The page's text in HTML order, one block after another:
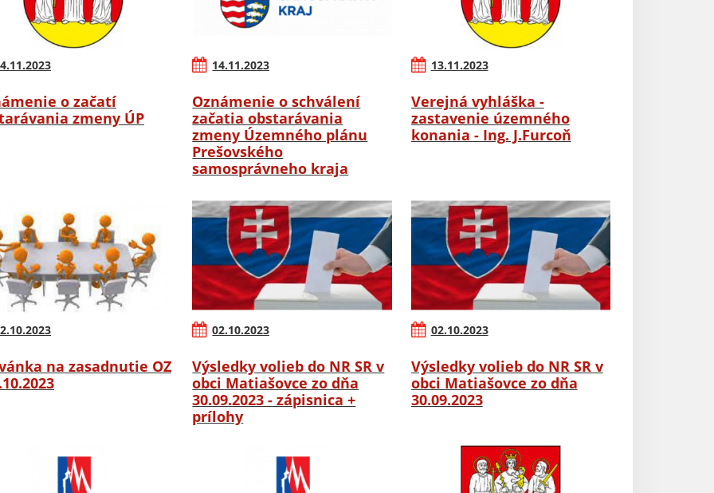
o začatí
zmeny ÚP
14.11.2023
Oznámenie o schválení
začatia obstarávania
zmeny Územného plánu
Prešovského
samosprávneho kraja
13.11.2023
Verejná vyhláška -
zastavenie územného
konania - Ing. J.Furcoň
na zasadnutie OZ
02.10.2023
Výsledky volieb do NR SR v
obci Matiašovce zo dňa
30.09.2023 - zápisnica +
prílohy
02.10.2023
Výsledky volieb do NR SR v
obci Matiašovce zo dňa
30.09.2023